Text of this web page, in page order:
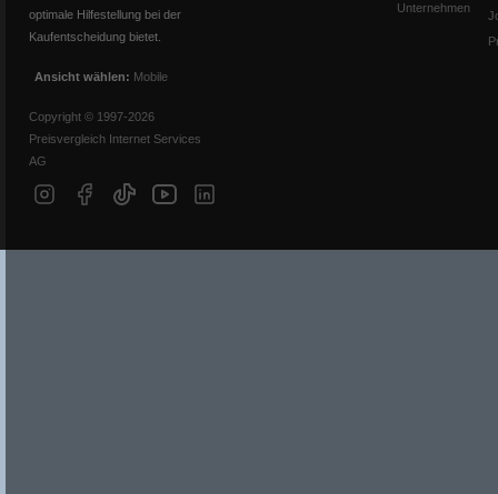
optimale Hilfestellung bei der
Kaufentscheidung bietet.
Ansicht wählen: Mobile
Copyright © 1997-2026
Preisvergleich Internet Services
AG
Unternehmen